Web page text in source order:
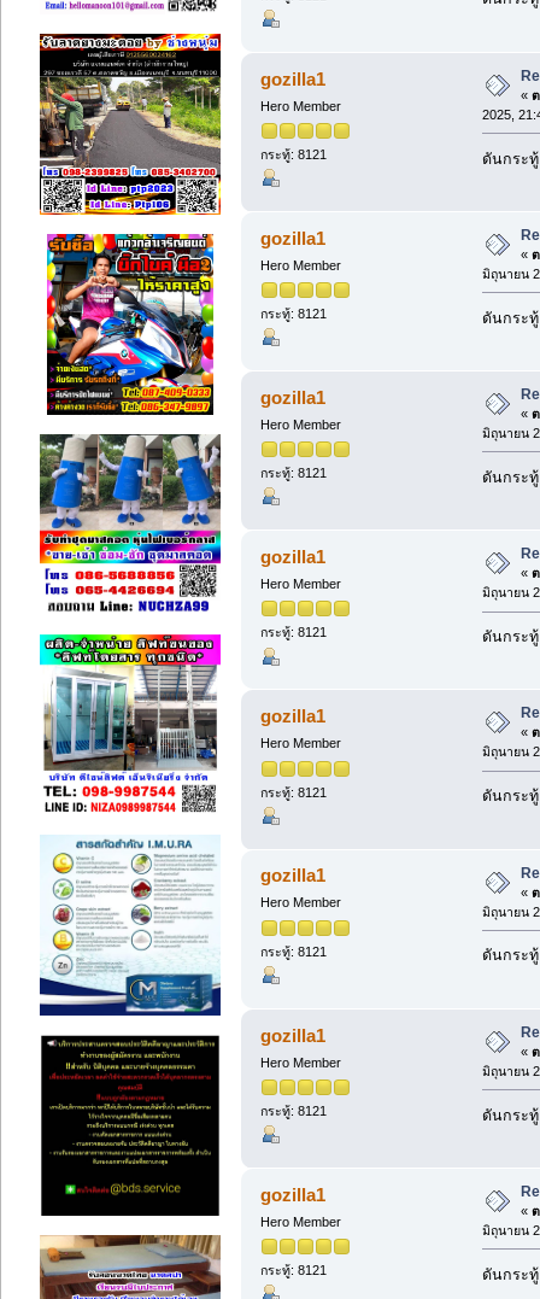
gozilla1
Hero Member
กระทู้: 8121
«
2025,
ดันกระ
gozilla1
Hero Member
กระทู้: 8121
«
มิถุนายน
ดันกระ
gozilla1
Hero Member
กระทู้: 8121
«
มิถุนายน
ดันกระ
gozilla1
Hero Member
กระทู้: 8121
«
มิถุนายน
ดันกระ
gozilla1
Hero Member
กระทู้: 8121
«
มิถุนายน
ดันกระ
gozilla1
Hero Member
กระทู้: 8121
«
มิถุนายน
ดันกระ
gozilla1
Hero Member
กระทู้: 8121
«
มิถุนายน
ดันกระ
gozilla1
Hero Member
กระทู้: 8121
«
มิถุนายน
ดันกระ